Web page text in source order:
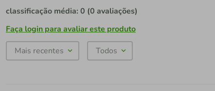
classificação média: 0 (0 avaliações)
Faça login para avaliar este produto
Mais recentes Todos